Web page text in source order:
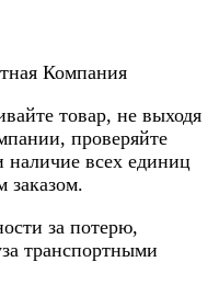
Компания
товар, не выходя
проверяйте
всех единиц
заказом.
за потерю,
транспортными